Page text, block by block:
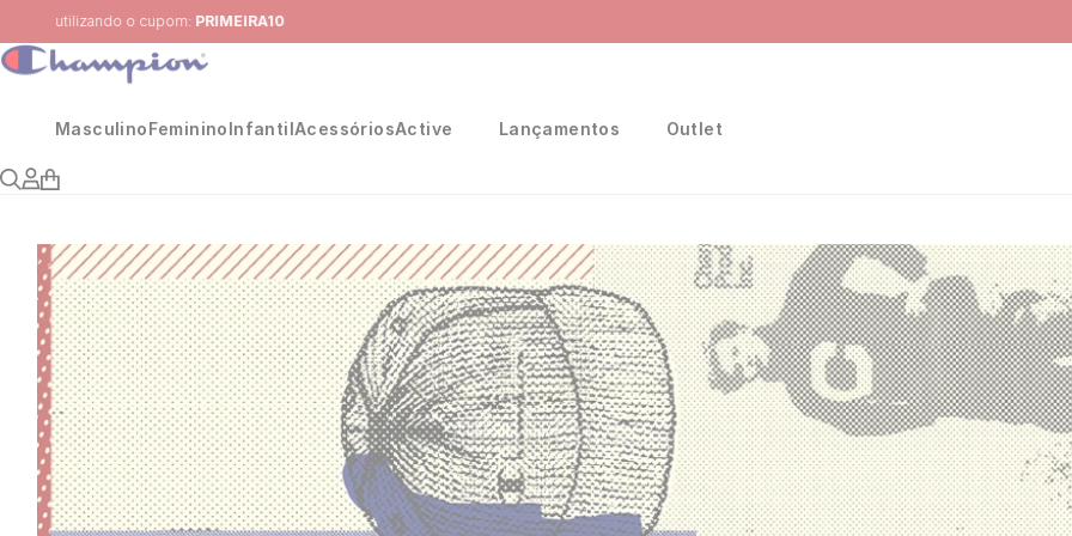
MasculinoFemininoInfantilAcessóriosActive Lançamentos Outlet